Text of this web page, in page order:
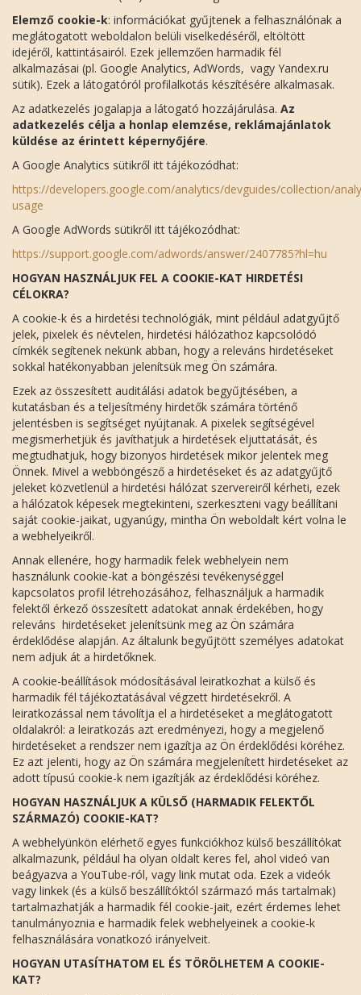
Elemző cookie-k: információkat gyűjtenek a felhasználónak a
meglátogatott weboldalon belüli viselkedéséről, eltöltött
idejéről, kattintásairól. Ezek jellemzően harmadik fél
alkalmazásai (pl. Google Analytics, AdWords, vagy Yandex.ru
sütik). Ezek a látogatóról profilalkotás készítésére alkalmasak.
Az adatkezelés jogalapja a látogató hozzájárulása. Az
adatkezelés célja a honlap elemzése, reklámajánlatok
küldése az érintett képernyőjére.
A Google Analytics sütikről itt tájékozódhat:
https://developers.google.com/analytics/devguides/collection/
usage
A Google AdWords sütikről itt tájékozódhat:
https://support.google.com/adwords/answer/2407785?hl=hu
HOGYAN HASZNÁLJUK FEL A COOKIE-KAT HIRDETÉSI
CÉLOKRA?
A cookie-k és a hirdetési technológiák, mint például adatgyűjtő
jelek, pixelek és névtelen, hirdetési hálózathoz kapcsolódó
címkék segítenek nekünk abban, hogy a releváns hirdetéseket
sokkal hatékonyabban jelenítsük meg Ön számára.
Ezek az összesített auditálási adatok begyűjtésében, a
kutatásban és a teljesítmény hirdetők számára történő
jelentésben is segítséget nyújtanak. A pixelek segítségével
megismerhetjük és javíthatjuk a hirdetések eljuttatását, és
megtudhatjuk, hogy bizonyos hirdetések mikor jelentek meg
Önnek. Mivel a webböngésző a hirdetéseket és az adatgyűjtő
jeleket közvetlenül a hirdetési hálózat szervereiről kérheti, ezek
a hálózatok képesek megtekinteni, szerkeszteni vagy beállítani
saját cookie-jaikat, ugyanúgy, mintha Ön weboldalt kért volna le
a webhelyeikről.
Annak ellenére, hogy harmadik felek webhelyein nem
használunk cookie-kat a böngészési tevékenységgel
kapcsolatos profil létrehozásához, felhasználjuk a harmadik
felektől érkező összesített adatokat annak érdekében, hogy
releváns hirdetéseket jelenítsünk meg az Ön számára
érdeklődése alapján. Az általunk begyűjtött személyes adatokat
nem adjuk át a hirdetőknek.
A cookie-beállítások módosításával leiratkozhat a külső és
harmadik fél tájékoztatásával végzett hirdetésekről. A
leiratkozással nem távolítja el a hirdetéseket a meglátogatott
oldalakról: a leiratkozás azt eredményezi, hogy a megjelenő
hirdetéseket a rendszer nem igazítja az Ön érdeklődési köréhez.
Ez azt jelenti, hogy az Ön számára megjelenített hirdetéseket az
adott típusú cookie-k nem igazítják az érdeklődési köréhez.
HOGYAN HASZNÁLJUK A KÜLSŐ (HARMADIK FELEKTŐL
SZÁRMAZÓ) COOKIE-KAT?
A webhelyünkön elérhető egyes funkciókhoz külső beszállítókat
alkalmazunk, például ha olyan oldalt keres fel, ahol videó van
beágyazva a YouTube-ról, vagy link mutat oda. Ezek a videók
vagy linkek (és a külső beszállítóktól származó más tartalmak)
tartalmazhatják a harmadik fél cookie-jait, ezért érdemes lehet
tanulmányoznia e harmadik felek webhelyeinek a cookie-k
felhasználására vonatkozó irányelveit.
HOGYAN UTASÍTHATOM EL ÉS TÖRÖLHETEM A COOKIE-
KAT?